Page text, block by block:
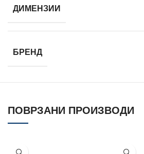
ДИМЕНЗИИ
БРЕНД
ПОВРЗАНИ ПРОИЗВОДИ